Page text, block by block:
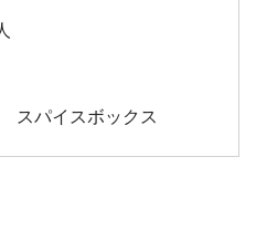
スパイスボックス